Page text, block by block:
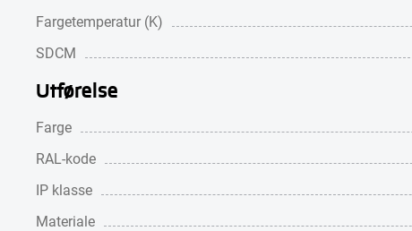
Fargetemperatur (K)
SDCM
Utførelse
Farge
RAL-kode
IP klasse
Materiale